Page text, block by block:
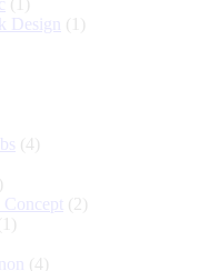
(1)
Design
(1)
(4)
(2)
(4)